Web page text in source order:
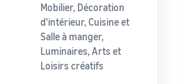
Mobilier, Décoration
d'intérieur, Cuisine et
Salle à manger,
Luminaires, Arts et
Loisirs créatifs